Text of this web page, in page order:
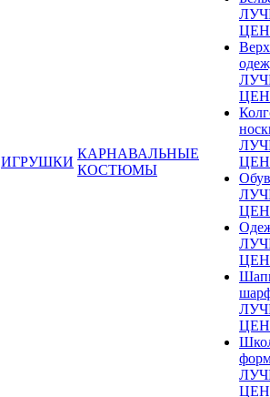
ИГРУШКИ
КАРНАВАЛЬНЫЕ
КОСТЮМЫ